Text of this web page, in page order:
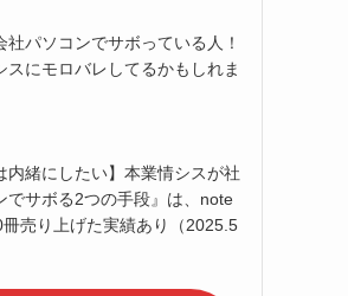
社パソコンでサボっている人！
スにモロバレしてるかもしれま
内緒にしたい】本業情シスが社
でサボる2つの手段』は、note
売り上げた実績あり（2025.5